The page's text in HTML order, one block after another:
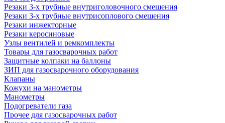
Резаки 3-х трубные внутриголовочного смешения
Резаки 3-х трубные внутрисоплового смешения
Резаки инжекторные
Резаки керосиновые
Узлы вентилей и ремкомплекты
Товары для газосварочных работ
Защитные колпаки на баллоны
ЗИП для газосварочного оборудования
Клапаны
Кожухи на манометры
Манометры
Подогреватели газа
Прочее для газосварочных работ